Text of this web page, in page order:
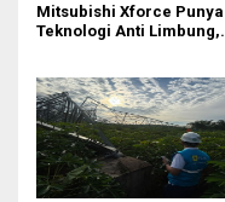
Mitsubishi Xforce Punya
Teknologi Anti Limbung,